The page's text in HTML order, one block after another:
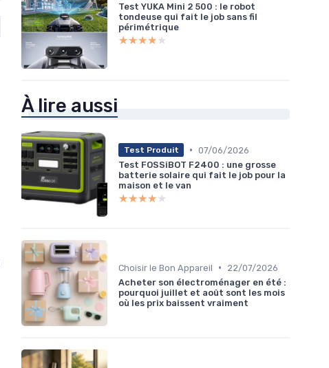
Test YUKA Mini 2 500 : le robot
tondeuse qui fait le job sans fil
périmétrique
★★★★★
★★★★★
À lire aussi
Test Produit • 07/06/2026
Test FOSSiBOT F2400 : une grosse
batterie solaire qui fait le job pour la
maison et le van
★★★★★
★★★★★
Choisir le Bon Appareil •
22/07/2026
Acheter son électroménager en été :
pourquoi juillet et août sont les mois
où les prix baissent vraiment